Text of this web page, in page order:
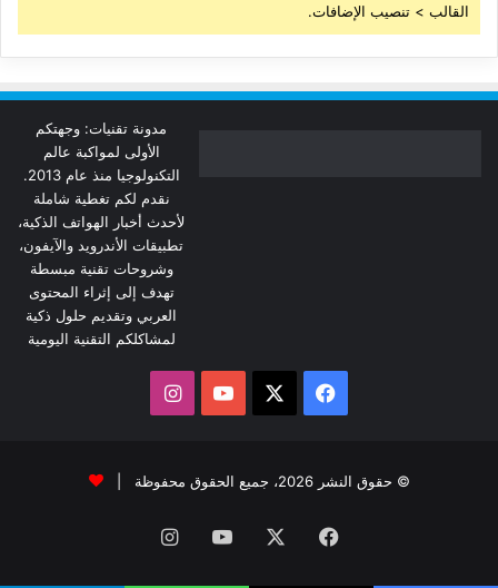
القالب > تنصيب الإضافات.
مدونة تقنيات: وجهتكم
الأولى لمواكبة عالم
التكنولوجيا منذ عام 2013.
نقدم لكم تغطية شاملة
لأحدث أخبار الهواتف الذكية،
تطبيقات الأندرويد والآيفون،
وشروحات تقنية مبسطة
تهدف إلى إثراء المحتوى
العربي وتقديم حلول ذكية
لمشاكلكم التقنية اليومية
فيسبوك ‫YouTubeانستقرام
© حقوق النشر 2026، جميع الحقوق محفوظة |
فيسبوك ‫YouTubeانستقرام